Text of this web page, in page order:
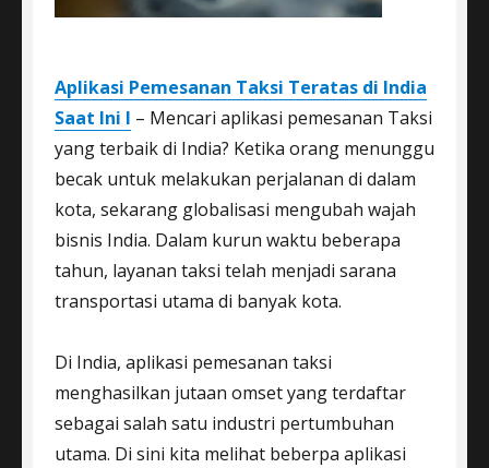
Aplikasi Pemesanan Taksi Teratas di India
Saat Ini I – Mencari aplikasi pemesanan Taksi
yang terbaik di India? Ketika orang menunggu
becak untuk melakukan perjalanan di dalam
kota, sekarang globalisasi mengubah wajah
bisnis India. Dalam kurun waktu beberapa
tahun, layanan taksi telah menjadi sarana
transportasi utama di banyak kota.
Di India, aplikasi pemesanan taksi
menghasilkan jutaan omset yang terdaftar
sebagai salah satu industri pertumbuhan
utama. Di sini kita melihat beberpa aplikasi